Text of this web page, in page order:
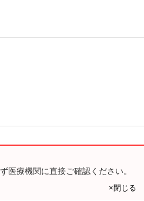
医療機関に直接ご確認ください。
×閉じる